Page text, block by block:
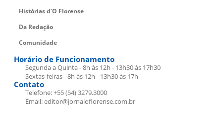
Histórias d’O Florense
Da Redação
Comunidade
Horário de Funcionamento
Segunda a Quinta - 8h às 12h - 13h30 às 17h30
Sextas-feiras - 8h às 12h - 13h30 às 17h
Contato
Telefone: +55 (54) 3279.3000
Email: editor@jornaloflorense.com.br